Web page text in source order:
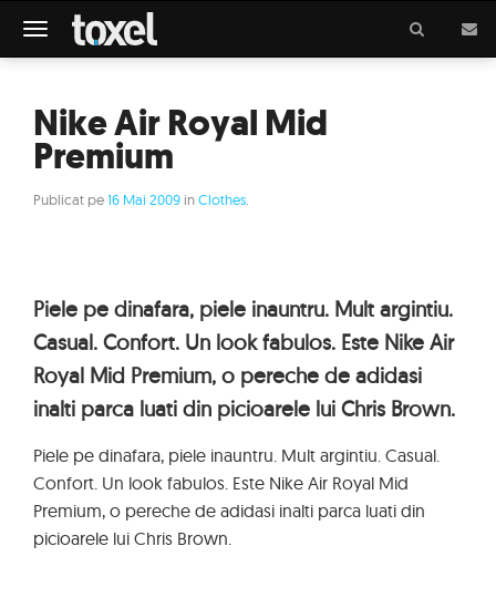
Meniu
Nike Air Royal Mid
Premium
Publicat pe16 Mai 2009 inClothes
Piele pe dinafara, piele inauntru. Mult argintiu.
Casual. Confort. Un look fabulos. Este Nike Air
Royal Mid Premium, o pereche de adidasi
inalti parca luati din picioarele lui Chris Brown.
Piele pe dinafara, piele inauntru. Mult argintiu. Casual.
Confort. Un look fabulos. Este Nike Air Royal Mid
Premium, o pereche de adidasi inalti parca luati din
picioarele lui Chris Brown.